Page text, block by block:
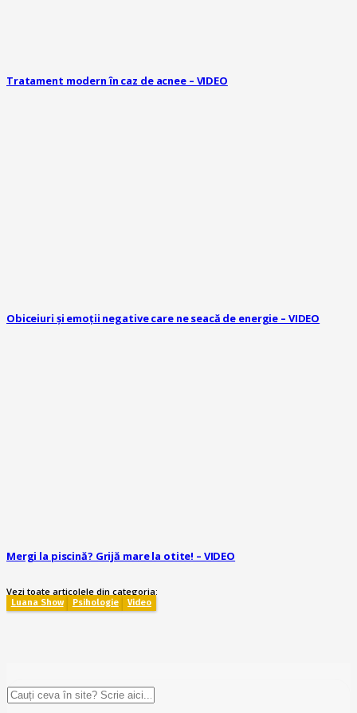
Tratament modern în caz de acnee – VIDEO
Obiceiuri și emoții negative care ne seacă de energie – VIDEO
Mergi la piscină? Grijă mare la otite! – VIDEO
Vezi toate articolele din categoria:
Luana Show Psihologie Video